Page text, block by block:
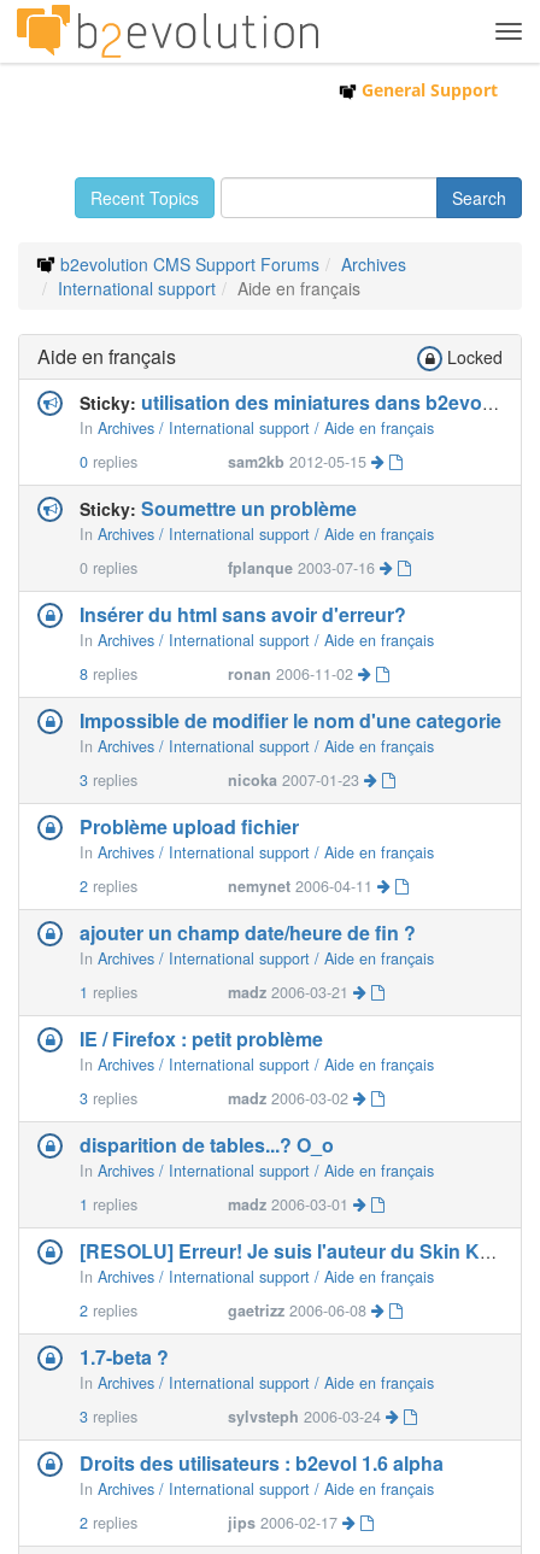
General Support
Recent Topics
b2evolution CMS Support Forums
Archives
International support
Aide en français
Aide en français
Locked
Sticky: utilisation des miniatures dans b2evo 4.1.4
In Archives / International support / Aide en français
0 replies sam2kb 2012-05-15
Sticky: Soumettre un problème
In Archives / International support / Aide en français
0 replies fplanque 2003-07-16
Insérer du html sans avoir d'erreur?
In Archives / International support / Aide en français
8 replies ronan 2006-11-02
Impossible de modifier le nom d'une categorie
In Archives / International support / Aide en français
3 replies nicoka 2007-01-23
Problème upload fichier
In Archives / International support / Aide en français
2 replies nemynet 2006-04-11
ajouter un champ date/heure de fin ?
In Archives / International support / Aide en français
1 replies madz 2006-03-21
IE / Firefox : petit problème
In Archives / International support / Aide en français
3 replies madz 2006-03-02
disparition de tables...? O_o
In Archives / International support / Aide en français
1 replies madz 2006-03-01
[RESOLU] Erreur! Je suis l'auteur du Skin Kubrickb2gemublogs
In Archives / International support / Aide en français
2 replies gaetrizz 2006-06-08
1.7-beta ?
In Archives / International support / Aide en français
3 replies sylvsteph 2006-03-24
Droits des utilisateurs : b2evol 1.6 alpha
In Archives / International support / Aide en français
2 replies jips 2006-02-17